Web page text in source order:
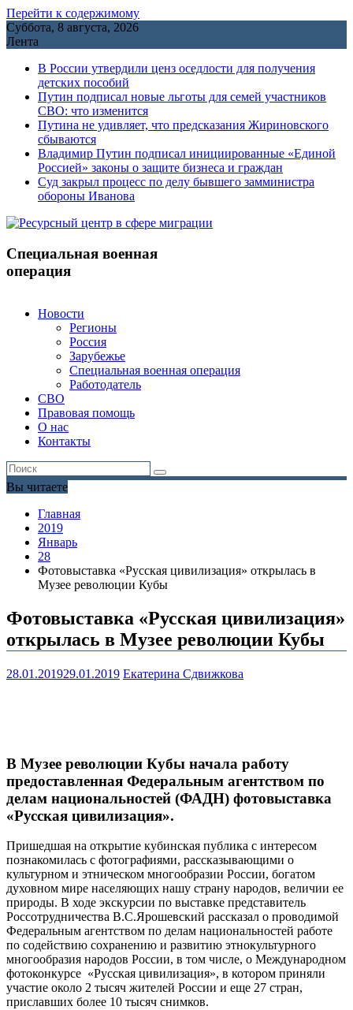
Перейти к содержимому
Суббота, 8 августа, 2026
Лента
В России утвердили ценз оседлости для получения
детских пособий
Путин подписал новые льготы для семей участников
СВО: что изменится
Путина не удивляет, что предсказания Жириновского
сбываются
Владимир Путин подписал инициированные «Единой
Россией» законы о защите бизнеса и граждан
Cуд закрыл процесс по делу бывшего замминистра
обороны Иванова
Специальная военная
операция
Новости
Регионы
Россия
Зарубежье
Специальная военная операция
Работодатель
СВО
Правовая помощь
О нас
Контакты
Вы читаете
Главная
2019
Январь
28
Фотовыставка «Русская цивилизация» открылась в
Музее революции Кубы
Фотовыставка «Русская цивилизация»
открылась в Музее революции Кубы
28.01.201929.01.2019 Екатерина Сдвижкова
В Музее революции Кубы начала работу
предоставленная Федеральным агентством по
делам национальностей (ФАДН) фотовыставка
«Русская цивилизация».
Пришедшая на открытие кубинская публика с интересом
познакомилась с фотографиями, рассказывающими о
культурном и этническом многообразии России, богатом
духовном мире населяющих нашу страну народов, величии ее
природы. В ходе экскурсии по выставке представитель
Россотрудничества В.С.Ярошевский рассказал о проводимой
Федеральным агентством по делам национальностей работе
по содействию сохранению и развитию этнокультурного
многообразия народов России, в том числе, о Международном
фотоконкурсе «Русская цивилизация», в котором приняли
участие около 2 тысяч жителей России и еще 27 стран,
приславших более 10 тысяч снимков.